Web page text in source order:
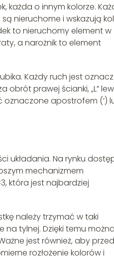
każda o innym kolorze.
nieruchome i wskazują
to nieruchomy element w
a narożnik to element
Każdy ruch jest
obrót prawej ścianki, „L”
oznaczone apostrofem (’)
układania. Na rynku
mechanizmem
która jest najbardziej
należy trzymać w taki
na tylnej. Dzięki temu
jest również, aby przed
rozłożenie kolorów i